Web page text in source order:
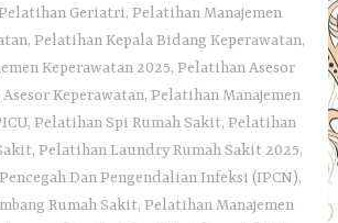
Geriatri, Pelatihan Manajemen
Pelatihan Kepala Bidang Keperawatan,
Keperawatan 2025, Pelatihan Asesor
Keperawatan, Pelatihan Manajemen
Pelatihan Spi Rumah Sakit, Pelatihan
Pelatihan Laundry Rumah Sakit 2025,
Dan Pengendalian Infeksi (IPCN),
Rumah Sakit, Pelatihan Manajemen